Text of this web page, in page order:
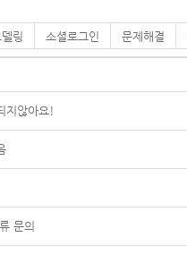
링 소셜로그인 문제해결
지않아요!
문의